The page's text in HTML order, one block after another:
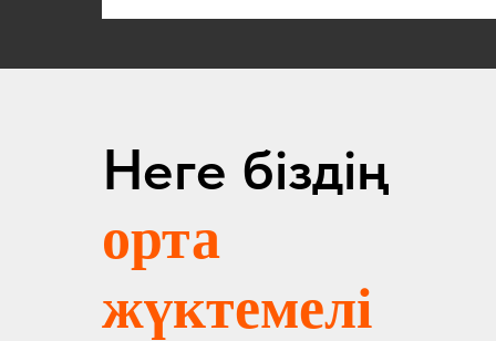
Неге біздің
орта
жүктемелі